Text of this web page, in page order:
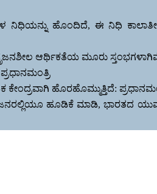
ನಿಧಿಯನ್ನು ಹೊಂದಿದೆ, ಈ ನಿಧಿ
ಆರ್ಥಿಕತೆಯ ಮೂರು
ಹೊರಹೊಮ್ಮುತ್ತಿದೆ:
ಜನರಲ್ಲಿಯೂ ಹೂಡಿಕೆ ಮಾಡಿ,